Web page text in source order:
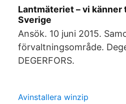
Lantmäteriet – vi känner
Sverige
Ansök. 10 juni 2015.
förvaltningsområde.
DEGERFORS.
Avinstallera winzip